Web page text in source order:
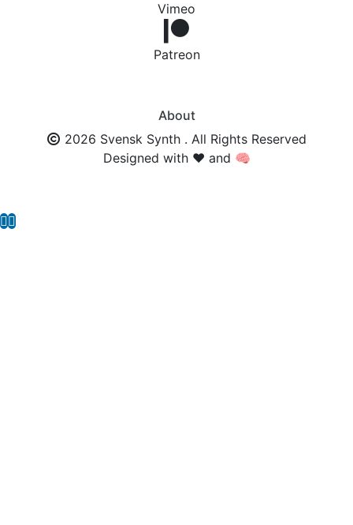
Vimeo
Patreon
About
2026 Svensk Synth . All Rights Reserved
Designed with ❤️ and 🧠